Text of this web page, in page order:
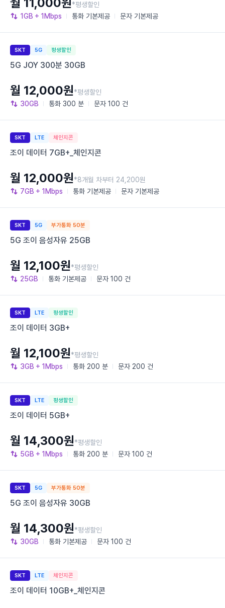
1GB + 1Mbps 통화 기본제공 문자 기본제공
*평생할인
SKT 5G 평생할인
5G JOY 300분 30GB
30GB 통화 300 분 문자 100 건
월 12,000원*평생할인
SKT LTE 체인지콘
조이 데이터 7GB+_체인지콘
7GB + 1Mbps 통화 기본제공 문자 기본제공
월 12,000원*8개월 차부터 24,200원
SKT 5G 부가통화 50분
5G 조이 음성자유 25GB
25GB 통화 기본제공 문자 100 건
월 12,100원*평생할인
SKT LTE 평생할인
조이 데이터 3GB+
3GB + 1Mbps 통화 200 분 문자 200 건
월 12,100원*평생할인
SKT LTE 평생할인
조이 데이터 5GB+
5GB + 1Mbps 통화 200 분 문자 100 건
월 14,300원*평생할인
SKT 5G 부가통화 50분
5G 조이 음성자유 30GB
30GB 통화 기본제공 문자 100 건
월 14,300원*평생할인
SKT LTE 체인지콘
조이 데이터 10GB+_체인지콘